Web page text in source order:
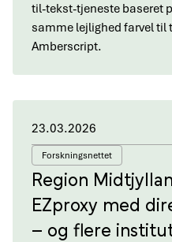
til-tekst-tjeneste baseret
samme lejlighed farvel
Amberscript.
23.03.2026
Forskningsnettet
Region
EZproxy med
– og flere